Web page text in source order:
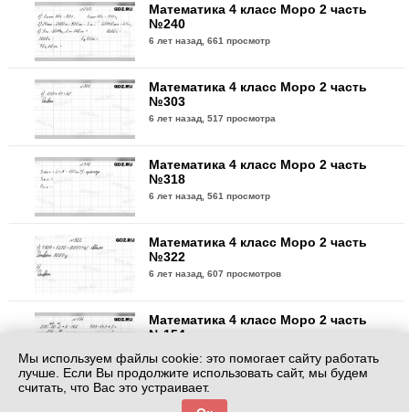
Математика 4 класс Моро 2 часть
№240
6 лет назад,661 просмотр
Математика 4 класс Моро 2 часть
№303
6 лет назад,517 просмотра
Математика 4 класс Моро 2 часть
№318
6 лет назад,561 просмотр
Математика 4 класс Моро 2 часть
№322
6 лет назад,607 просмотров
Математика 4 класс Моро 2 часть
№154
Математика 4 класс Моро 2 часть
Мы используем файлы cookie: это помогает сайту работать
лучше. Если Вы продолжите использовать сайт, мы будем
считать, что Вас это устраивает.